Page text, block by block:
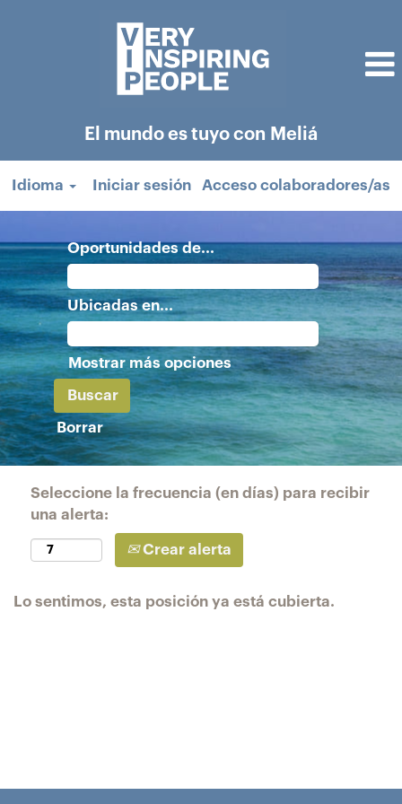
El mundo es tuyo con Meliá
Idioma Iniciar sesión Acceso colaboradores/as
Oportunidades de...
Ubicadas en...
Mostrar más opciones
Borrar
Seleccione la frecuencia (en días) para recibir
una alerta:
Crear alerta
Lo sentimos, esta posición ya está cubierta.